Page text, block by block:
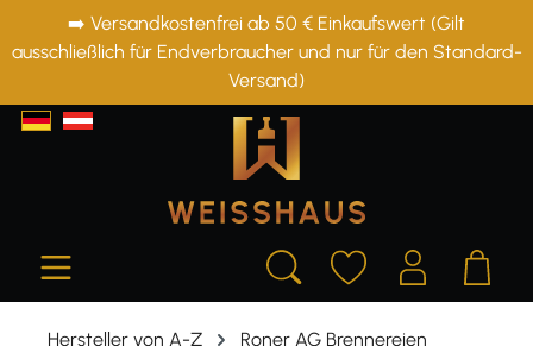
springen
➡️ Versandkostenfrei ab 50 € Einkaufswert (Gilt
ausschließlich für Endverbraucher und nur für den Standard-
Versand)
Hersteller von A-Z Roner AG Brennereien